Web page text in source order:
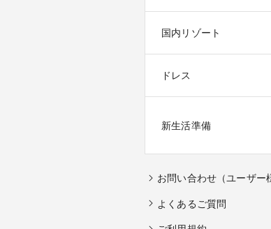
国内リゾート
ドレス
新生活準備
お問い合わせ（ユーザー
よくあるご質問